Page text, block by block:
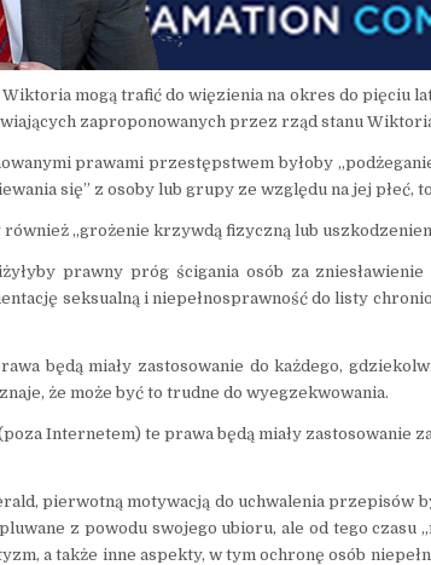
mogą trafić do więzienia na okres do pięciu
zaproponowanych przez rząd stanu
prawami przestępstwem byłoby
się” z osoby lub grupy ze względu na jej płeć,
również „grożenie krzywdą fizyczną lub
prawny próg ścigania osób za zniesławienie
seksualną i niepełnosprawność do listy
będą miały zastosowanie do każdego,
że może być to trudne do wyegzekwowania.
Internetem) te prawa będą miały zastosowanie
pierwotną motywacją do uchwalenia przepisów
z powodu swojego ubioru, ale od tego czasu
a także inne aspekty, w tym ochronę osób